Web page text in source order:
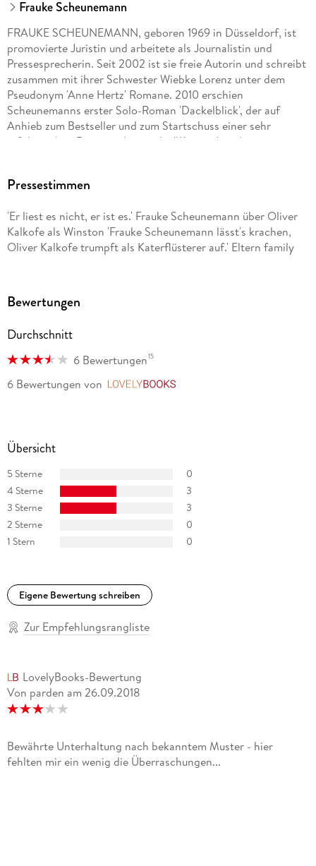
Frauke Scheunemann
FRAUKE SCHEUNEMANN, geboren 1969 in Düsseldorf, ist
promovierte Juristin und arbeitete als Journalistin und
Pressesprecherin. Seit 2002 ist sie freie Autorin und schreibt
zusammen mit ihrer Schwester Wiebke Lorenz unter dem
Pseudonym 'Anne Hertz' Romane. 2010 erschien
Scheunemanns erster Solo-Roman 'Dackelblick', der auf
Anhieb zum Bestseller und zum Startschuss einer sehr
erfolgreichen Romanreihe wurde. 'Winston' ist ihre erste
OLIVER KALKOFE, geboren 1965, ist einer der populärsten
Garfield seine Stimme im Kinofilm 'Garfield 2' und übernahm
in seinen Hörbuchlesungen die Rollen von Sherlock Holmes
und Hercule Poirot.
Pressestimmen
'Er liest es nicht, er ist es.' Frauke Scheunemann über Oliver
Kalkofe als Winston 'Frauke Scheunemann lässt's krachen,
Oliver Kalkofe trumpft als Katerflüsterer auf.' Eltern family
Bewertungen
Durchschnitt
6 Bewertungen15
6 Bewertungen von
Übersicht
5 Sterne
0
4 Sterne
3
3 Sterne
3
2 Sterne
0
1 Stern
0
Eigene Bewertung schreiben
Zur Empfehlungsrangliste
LovelyBooks-Bewertung
Von parden am 26.09.2018
Bewährte Unterhaltung nach bekanntem Muster - hier
fehlten mir ein wenig die Überraschungen...